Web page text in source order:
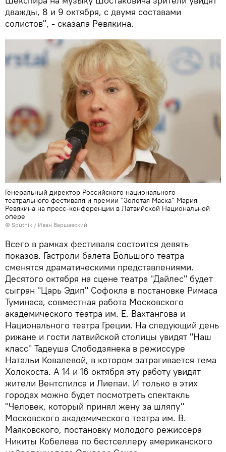
дважды, 8 и 9 октября, с двумя составами
солистов", - сказала Ревякина.
Генеральный директор Российского национального
театрального фестиваля и премии "Золотая Маска" Мария
Ревякина на пресс-конференции в Латвийской Национальной
опере
© Sputnik / Иван Варшавский
Всего в рамках фестиваля состоится девять
показов. Гастроли балета Большого театра
сменятся драматическими представлениями.
Десятого октября на сцене театра "Дайлес" будет
сыгран "Царь Эдип" Софокла в постановке Римаса
Туминаса, совместная работа Московского
академического театра им. Е. Вахтангова и
Национального театра Греции. На следующий день
рижане и гости латвийской столицы увидят "Наш
класс" Тадеуша Слободзянека в режиссуре
Натальи Ковалевой, в котором затрагивается тема
Холокоста. А 14 и 16 октября эту работу увидят
жители Вентспилса и Лиепаи. И только в этих
городах можно будет посмотреть спектакль
"Человек, который принял жену за шляпу"
Московского академического театра им. В.
Маяковского, постановку молодого режиссера
Никиты Кобелева по бестселлеру американского